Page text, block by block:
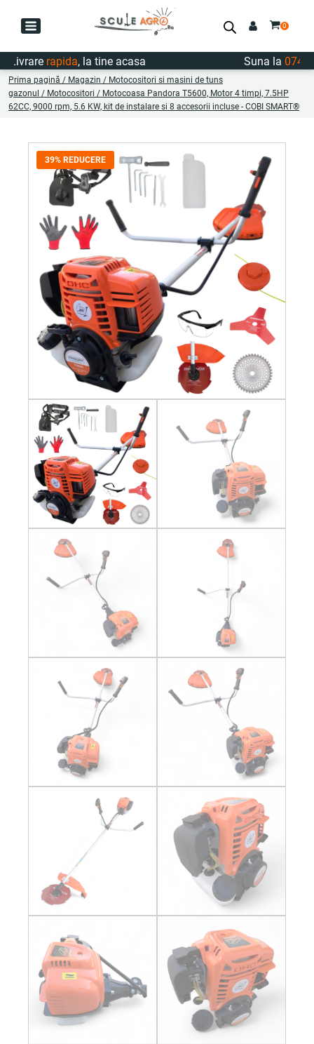
rapida, la tine acasa Suna la
Prima pagină / Magazin / Motocositori si masini de tuns
gazonul / Motocositori / Motocoasa Pandora T5600, Motor 4 timpi, 7.5HP
62CC, 9000 rpm, 5.6 KW, kit de instalare si 8 accesorii incluse - COBI SMART®
39% REDUCERE